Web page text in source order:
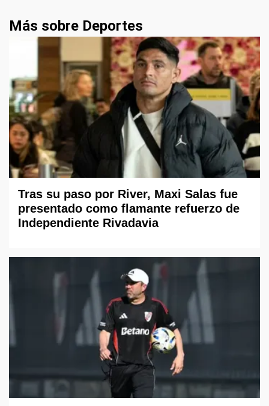
Más sobre Deportes
Tras su paso por River, Maxi Salas fue
presentado como flamante refuerzo de
Independiente Rivadavia